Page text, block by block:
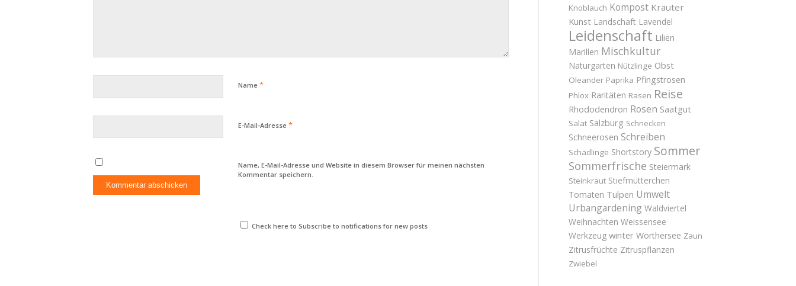
Name *
E-Mail-Adresse *
Name, E-Mail-Adresse und Website in diesem Browser für meinen nächsten
Kommentar speichern.
Check here to Subscribe to notifications for new posts
Knoblauch Kompost Kräuter
Kunst Landschaft Lavendel
Leidenschaft Lilien
Marillen Mischkultur
Naturgarten Nützlinge Obst
Oleander Paprika Pfingstrosen
Phlox Raritäten Rasen Reise
Rhododendron Rosen Saatgut
Salat Salzburg Schnecken
Schneerosen Schreiben
Schädlinge Shortstory Sommer
Sommerfrische Steiermark
Steinkraut Stiefmütterchen
Tomaten Tulpen Umwelt
Urbangardening Waldviertel
Weihnachten Weissensee
Werkzeug winter Wörthersee Zaun
Zitrusfrüchte Zitruspflanzen
Zwiebel